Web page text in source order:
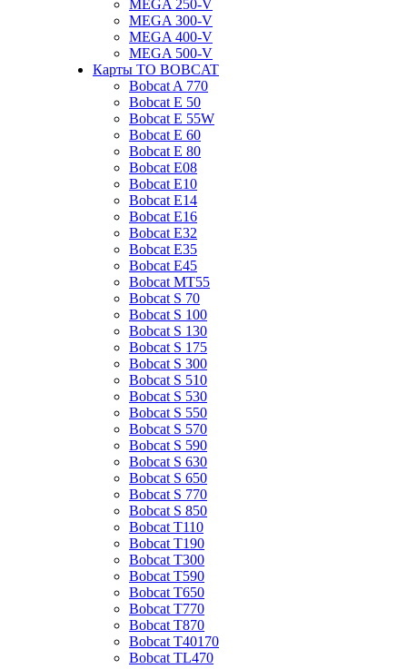
MEGA 250-V
MEGA 300-V
MEGA 400-V
MEGA 500-V
Карты ТО BOBCAT
Bobcat A 770
Bobcat E 50
Bobcat E 55W
Bobcat E 60
Bobcat E 80
Bobcat E08
Bobcat E10
Bobcat E14
Bobcat E16
Bobcat E32
Bobcat E35
Bobcat E45
Bobcat MT55
Bobcat S 70
Bobcat S 100
Bobcat S 130
Bobcat S 175
Bobcat S 300
Bobcat S 510
Bobcat S 530
Bobcat S 550
Bobcat S 570
Bobcat S 590
Bobcat S 630
Bobcat S 650
Bobcat S 770
Bobcat S 850
Bobcat T110
Bobcat T190
Bobcat T300
Bobcat T590
Bobcat T650
Bobcat T770
Bobcat T870
Bobcat T40170
Bobcat TL470